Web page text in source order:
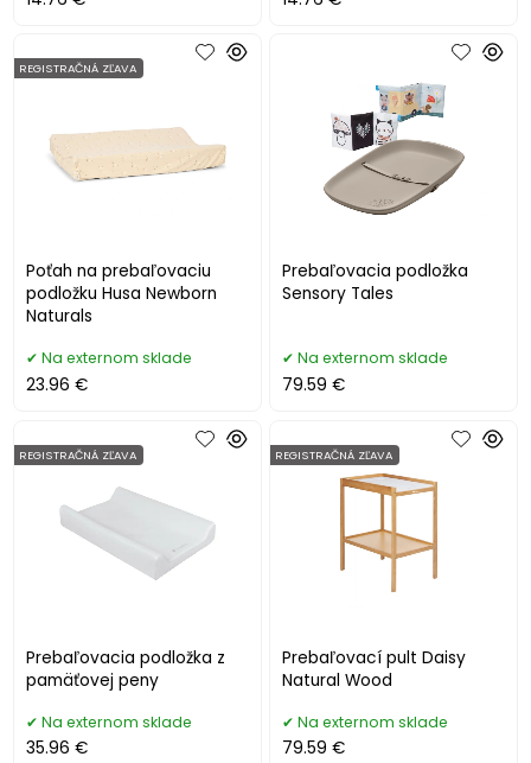
Poťah na prebaľovaciu
podložku Husa Newborn
Naturals
REGISTRAČNÁ ZĽAVA
Na externom sklade
23.96 €
Prebaľovacia podložka
Sensory Tales
Na externom sklade
79.59 €
Prebaľovacia podložka z
pamäťovej peny
REGISTRAČNÁ ZĽAVA
Na externom sklade
35.96 €
Prebaľovací pult Daisy
Natural Wood
REGISTRAČNÁ ZĽAVA
Na externom sklade
79.59 €